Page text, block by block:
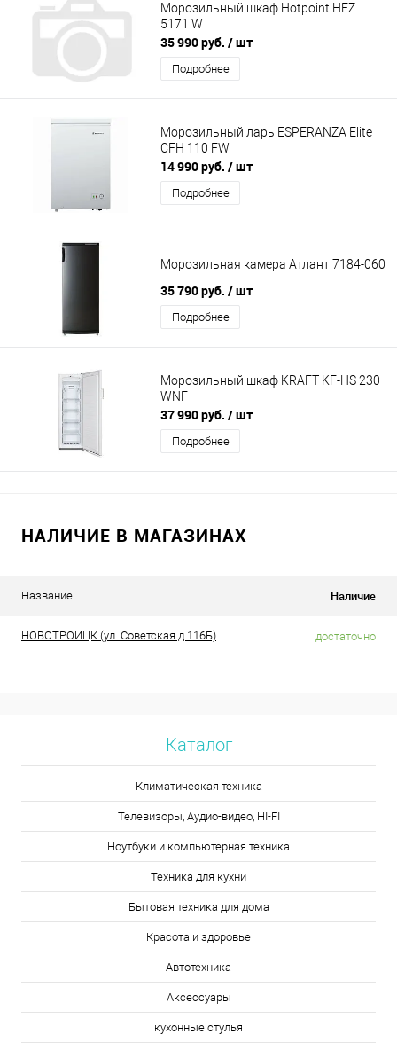
Морозильный шкаф Hotpoint HFZ
5171 W
35 990 руб. / шт
Подробнее
Морозильный ларь ESPERANZA Elite
CFH 110 FW
14 990 руб. / шт
Подробнее
Морозильная камера Атлант 7184-060
35 790 руб. / шт
Подробнее
Морозильный шкаф KRAFT KF-HS 230
WNF
37 990 руб. / шт
Подробнее
НАЛИЧИЕ В МАГАЗИНАХ
Название Наличие
НОВОТРОИЦК (ул. Советская д.116Б) достаточно
Каталог
Климатическая техника
Телевизоры, Аудио-видео, HI-FI
Ноутбуки и компьютерная техника
Техника для кухни
Бытовая техника для дома
Красота и здоровье
Автотехника
Аксессуары
кухонные стулья